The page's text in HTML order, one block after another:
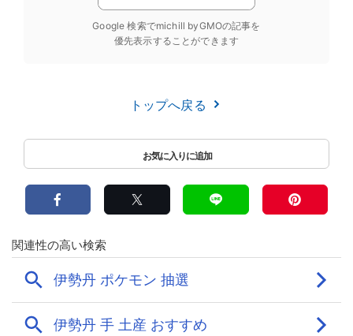
Google 検索でmichill byGMOの記事を
優先表示することができます
トップへ戻る